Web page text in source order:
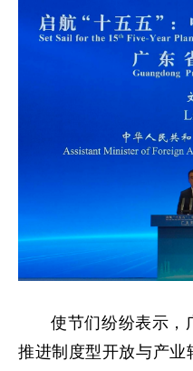
使节们纷纷表示，
推进制度型开放与产业